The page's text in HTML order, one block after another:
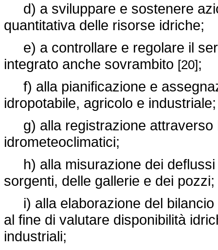
d) a sviluppare e sostenere
quantitativa delle risorse idriche;
e) a controllare e regolare il
integrato anche sovrambito [20];
f) alla pianificazione e
idropotabile, agricolo e industriale;
g) alla registrazione attraverso
idrometeoclimatici;
h) alla misurazione dei deflussi
sorgenti, delle gallerie e dei pozzi;
i) alla elaborazione del bilancio
al fine di valutare disponibilità
industriali;